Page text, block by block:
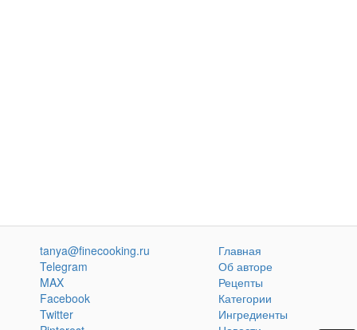
tanya@finecooking.ru
Telegram
MAX
Facebook
Twitter
Главная
Об авторе
Рецепты
Категории
Ингредиенты